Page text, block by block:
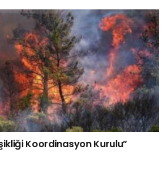
Koordinasyon Kurulu”